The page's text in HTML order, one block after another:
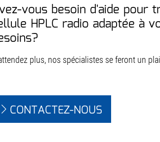
vous besoin d'aide pour
HPLC radio adaptée à
plus, nos spécialistes se feront un
CONTACTEZ-NOUS